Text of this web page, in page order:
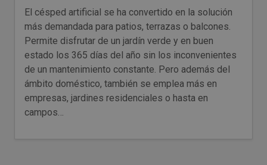
El césped artificial se ha convertido en la solución
más demandada para patios, terrazas o balcones.
Permite disfrutar de un jardín verde y en buen
estado los 365 días del año sin los inconvenientes
de un mantenimiento constante. Pero además del
ámbito doméstico, también se emplea más en
empresas, jardines residenciales o hasta en
campos…